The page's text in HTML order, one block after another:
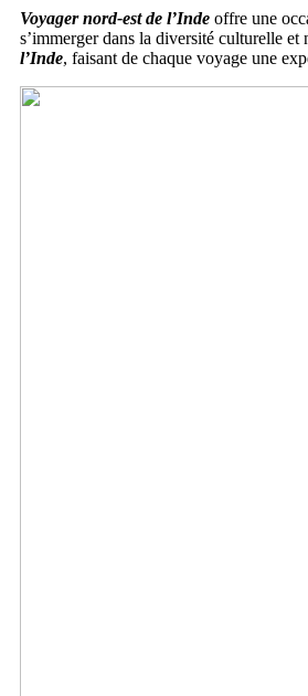
Voyager nord-est de l’Inde offre une
s’immerger dans la diversité culturelle et
l’Inde, faisant de chaque voyage une